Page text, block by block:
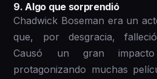
9 . Algo que sorprendió
Chadwick Boseman era un
que, por desgracia,
Causó un gran
protagonizando muchas